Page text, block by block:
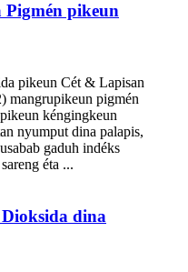
pikeun
pikeun Cét & Lapisan
mangrupikeun pigmén
kéngingkeun
nyumput dina palapis,
gaduh indéks
éta ...
dina